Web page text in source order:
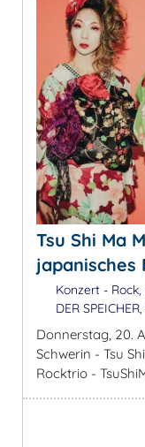
Tsu Shi Ma
japanisches
Konzert -
DER
Donnerstag, 20.
Schwerin - Tsu
Rocktrio -